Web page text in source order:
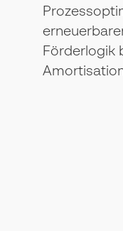
Förderlogik